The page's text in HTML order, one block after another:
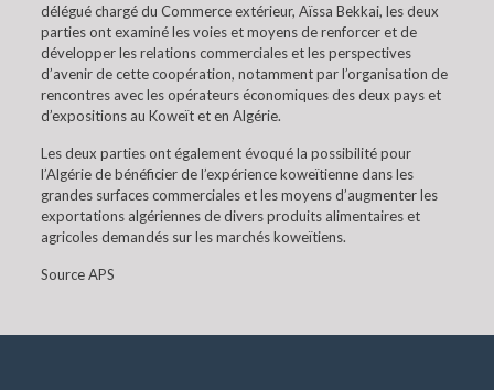
délégué chargé du Commerce extérieur, Aïssa Bekkai, les deux
parties ont examiné les voies et moyens de renforcer et de
développer les relations commerciales et les perspectives
d’avenir de cette coopération, notamment par l’organisation de
rencontres avec les opérateurs économiques des deux pays et
d’expositions au Koweït et en Algérie.
Les deux parties ont également évoqué la possibilité pour
l’Algérie de bénéficier de l’expérience koweïtienne dans les
grandes surfaces commerciales et les moyens d’augmenter les
exportations algériennes de divers produits alimentaires et
agricoles demandés sur les marchés koweïtiens.
Source APS